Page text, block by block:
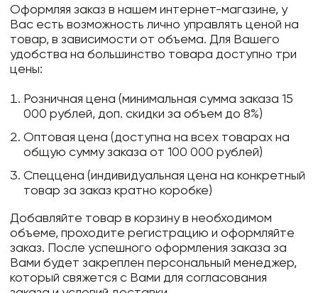
Оформляя заказ в нашем интернет-магазине, у
Вас есть возможность лично управлять ценой на
товар, в зависимости от объема. Для Вашего
удобства на большинство товара доступно три
цены:
Розничная цена (минимальная сумма заказа 15
000 рублей, доп. скидки за объем до 8%)
Оптовая цена (доступна на всех товарах на
общую сумму заказа от 100 000 рублей)
Спеццена (индивидуальная цена на конкретный
товар за заказ кратно коробке)
Добавляйте товар в корзину в необходимом
объеме, проходите регистрацию и оформляйте
заказ. После успешного оформления заказа за
Вами будет закреплен персональный менеджер,
который свяжется с Вами для согласования